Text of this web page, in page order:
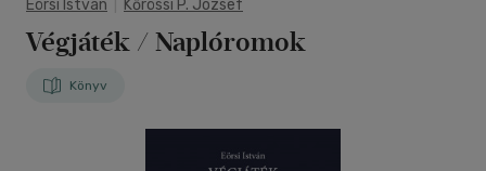
Eörsi István Kőrössi P. József
Végjáték / Naplóromok
Könyv